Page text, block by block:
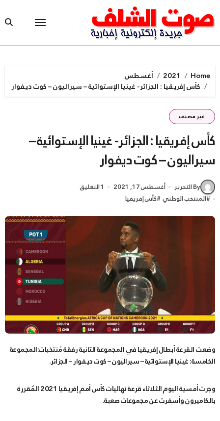
to
content
Home
2021
أغسطس
كأس إفريقيا : الجزائر- غينيا الإستوائية – سيراليون – كوت ديفوار
غير مصنف
كأس إفريقيا : الجزائر- غينيا الإستوائية –
سيراليون – كوت ديفوار
By التحرير أغسطس 17, 2021
1 التعليق
#المنتخب الوطني #كأس إفريقيا
وضعت القرعة أبطال إفريقيا في المجموعة الثانية رفقة مُنتخبات:المجموعة
الخامسة: غينيا الإستوائية – سيراليون – كوت ديفوار – الجزائر.
وجرت أمسية اليوم الثلاثاء قرعة نهائيات كأس أمم إفريقيا 2021 المُقررة
بالكاميرون وأسفرت عن مجموعات صعبة.